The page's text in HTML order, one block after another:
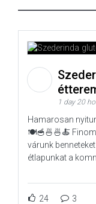
1 day 20
Hamarosan
🍽️🥣🍜🍜🍝
várunk
étlapunkat a
24 3